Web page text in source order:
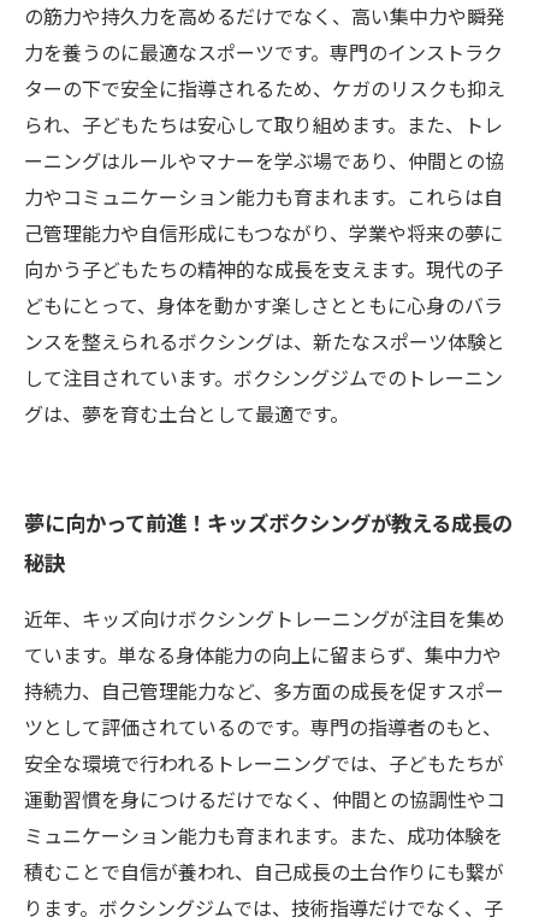
の筋力や持久力を高めるだけでなく、高い集中力や瞬発
力を養うのに最適なスポーツです。専門のインストラク
ターの下で安全に指導されるため、ケガのリスクも抑え
られ、子どもたちは安心して取り組めます。また、トレ
ーニングはルールやマナーを学ぶ場であり、仲間との協
力やコミュニケーション能力も育まれます。これらは自
己管理能力や自信形成にもつながり、学業や将来の夢に
向かう子どもたちの精神的な成長を支えます。現代の子
どもにとって、身体を動かす楽しさとともに心身のバラ
ンスを整えられるボクシングは、新たなスポーツ体験と
して注目されています。ボクシングジムでのトレーニン
グは、夢を育む土台として最適です。
夢に向かって前進！キッズボクシングが教える成長の
秘訣
近年、キッズ向けボクシングトレーニングが注目を集め
ています。単なる身体能力の向上に留まらず、集中力や
持続力、自己管理能力など、多方面の成長を促すスポー
ツとして評価されているのです。専門の指導者のもと、
安全な環境で行われるトレーニングでは、子どもたちが
運動習慣を身につけるだけでなく、仲間との協調性やコ
ミュニケーション能力も育まれます。また、成功体験を
積むことで自信が養われ、自己成長の土台作りにも繋が
ります。ボクシングジムでは、技術指導だけでなく、子